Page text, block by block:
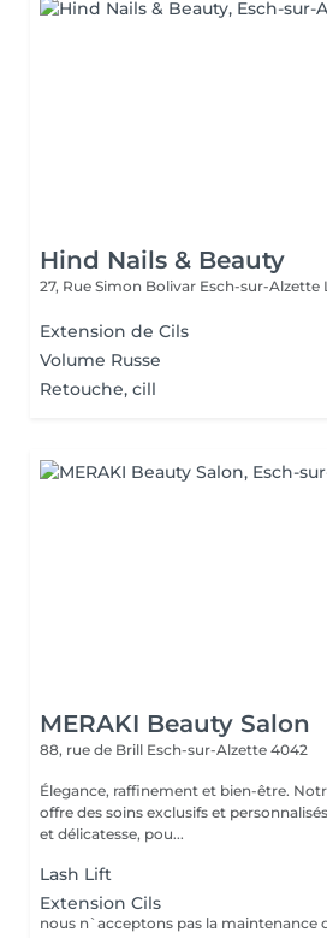
Hind Nails & Beauty
27, Rue Simon Bolivar Esch-sur-Alzette
Extension de Cils
Volume Russe
Retouche, cill
MERAKI Beauty Salon
88, rue de Brill Esch-sur-Alzette 4042
Élegance, raffinement et bien-être.
offre des soins exclusifs et
et délicatesse, pou...
Lash Lift
Extension Cils